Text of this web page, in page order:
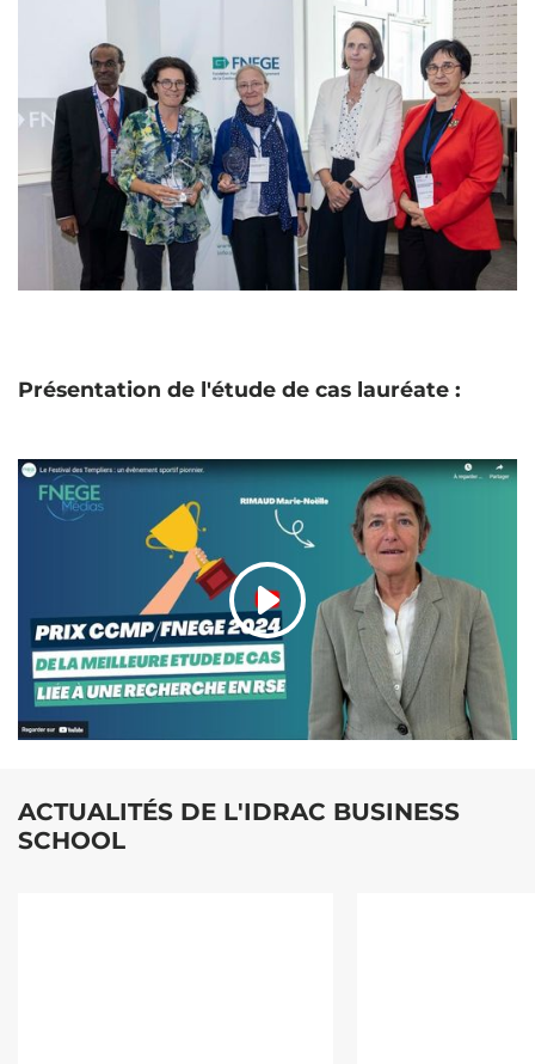
Présentation de l'étude de cas lauréate :
ACTUALITÉS DE L'IDRAC BUSINESS
SCHOOL